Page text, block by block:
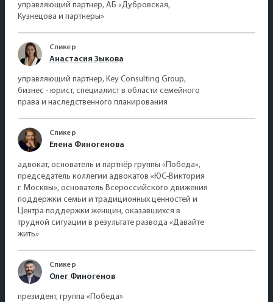
управляющий партнер, АБ «Дубровская,
Кузнецова и партнеры»
Спикер
Анастасия Зыкова
управляющий партнер, Key Consulting Group,
бизнес - юрист, специалист в области семейного
права и наследственного планирования
Спикер
Елена Финогенова
адвокат, основатель и партнёр группы «Победа»,
председатель коллегии адвокатов «ЮС-Виктория
г. Москвы», основатель Всероссийского движения
поддержки семьи и традиционных ценностей и
Центра поддержки женщин, оказавшихся в
трудной ситуации в результате развода «Давайте
жить»
Спикер
Олег Финогенов
президент, группа «Победа»